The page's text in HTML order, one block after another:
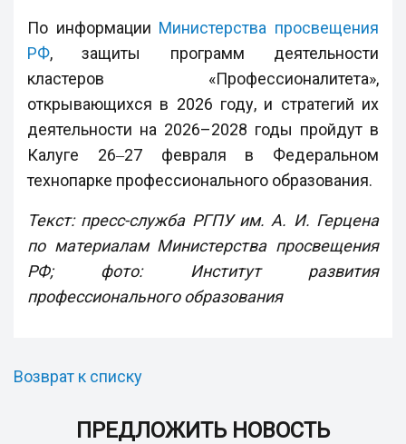
По информации Министерства просвещения
РФ, защиты программ деятельности
кластеров «Профессионалитета»,
открывающихся в 2026 году, и стратегий их
деятельности на 2026–2028 годы пройдут в
Калуге 26‒27 февраля в Федеральном
технопарке профессионального образования.
Текст: пресс-служба РГПУ им. А. И. Герцена
по материалам Министерства просвещения
РФ; фото: Институт развития
профессионального образования
Возврат к списку
ПРЕДЛОЖИТЬ НОВОСТЬ